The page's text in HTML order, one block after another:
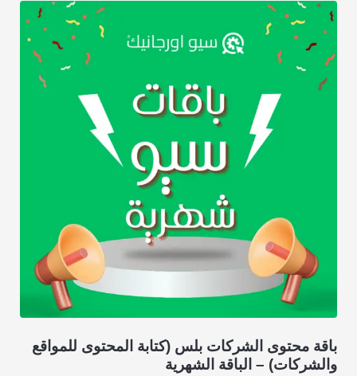
باقة محتوى الشركات بلس (كتابة المحتوى للمواقع
والشركات) – الباقة الشهرية